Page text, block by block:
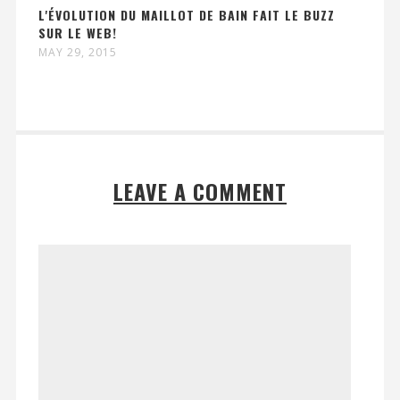
L'ÉVOLUTION DU MAILLOT DE BAIN FAIT LE BUZZ
SUR LE WEB!
MAY 29, 2015
LEAVE A COMMENT